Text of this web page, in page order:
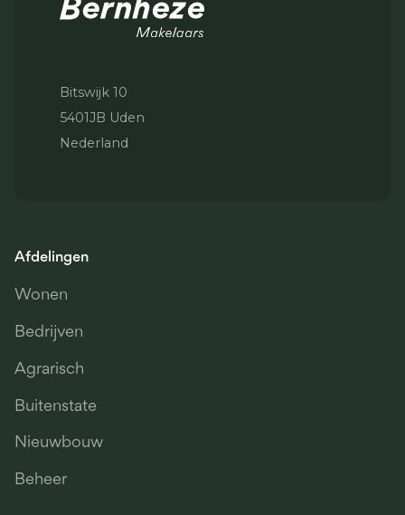
Bitswijk 10
5401JB Uden
Nederland
Afdelingen
Wonen
Bedrijven
Agrarisch
Buitenstate
Nieuwbouw
Beheer